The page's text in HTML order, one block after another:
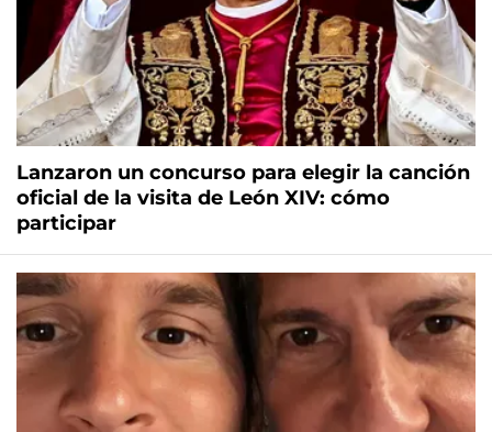
Lanzaron un concurso para elegir la canción
oficial de la visita de León XIV: cómo
participar